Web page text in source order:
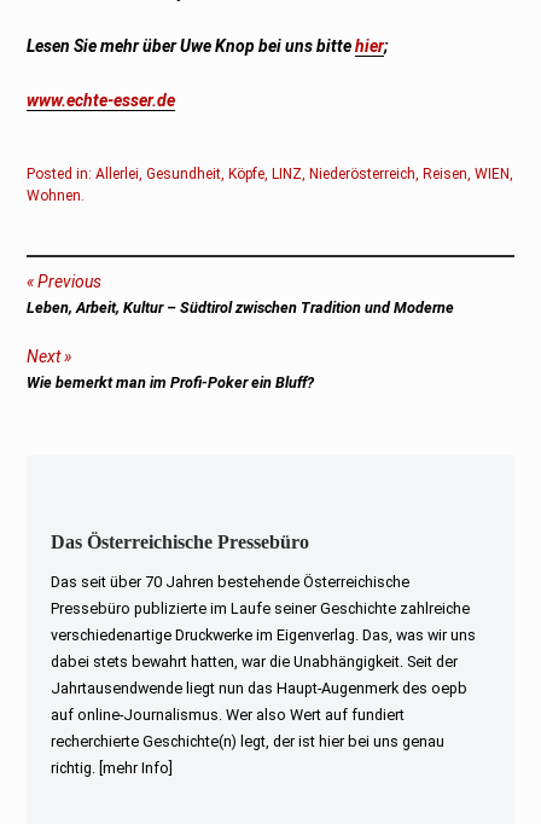
Lesen Sie mehr über Uwe Knop bei uns bittehier;
www.echte-esser.de
Posted in:Allerlei,Gesundheit,Köpfe,LINZ,Niederösterreich,Reisen,WIEN,
Wohnen.
Beitragsnavigation
Previous
Previous
Leben, Arbeit, Kultur – Südtirol zwischen Tradition und Moderne
Next
Next
Wie bemerkt man im Profi-Poker ein Bluff?
Das Österreichische Pressebüro
Das seit über 70 Jahren bestehende Österreichische
Pressebüro publizierte im Laufe seiner Geschichte zahlreiche
verschiedenartige Druckwerke im Eigenverlag. Das, was wir uns
dabei stets bewahrt hatten, war die Unabhängigkeit. Seit der
Jahrtausendwende liegt nun das Haupt-Augenmerk des oepb
auf online-Journalismus. Wer also Wert auf fundiert
recherchierte Geschichte(n) legt, der ist hier bei uns genau
richtig.
[mehr Info]